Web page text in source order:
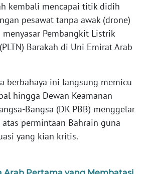
kembali mencapai titik didih
pesawat tanpa awak (drone)
Pembangkit Listrik
Barakah di Uni Emirat Arab
berbahaya ini langsung memicu
hingga Dewan Keamanan
Bangsa (DK PBB) menggelar
permintaan Bahrain guna
yang kian kritis.